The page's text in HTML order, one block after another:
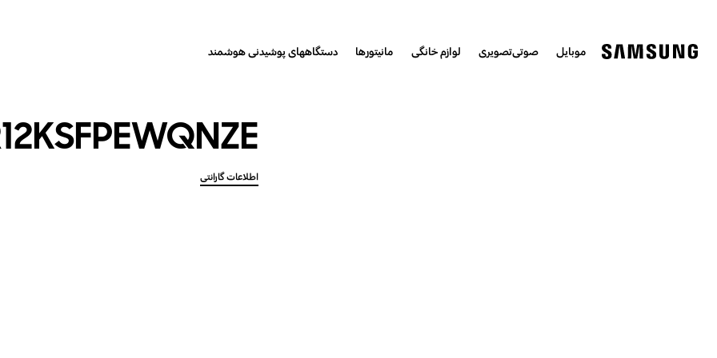
موبایل صوتی‌تصویری لوازم خانگی مانیتورها دستگاههای پوشیدنی هوشمند
اطلاعات گارانتی